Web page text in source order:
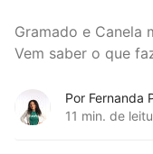
Gramado e Canela
Vem saber o que
Por Fernanda
11 min. de